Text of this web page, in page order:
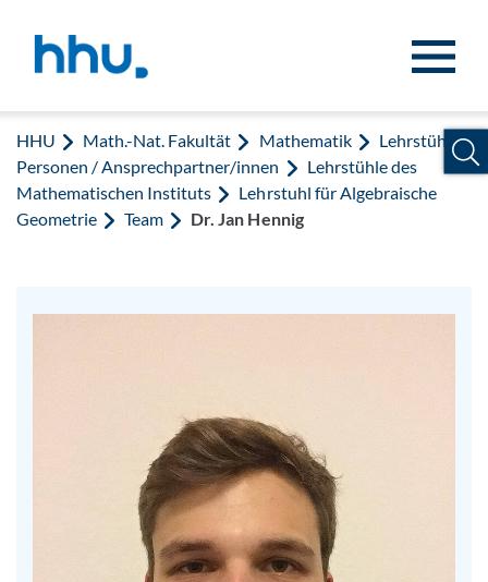
HHU Math.-Nat. Fakultät Mathematik
Lehrstühle /
Personen / Ansprechpartner/innen
Lehrstühle des
Mathematischen Instituts
Lehrstuhl für Algebraische
Geometrie
Team Dr. Jan Hennig